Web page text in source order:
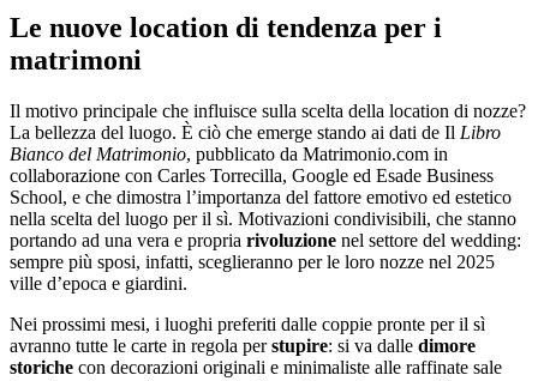
Le nuove location di tendenza per i
matrimoni
Il motivo principale che influisce sulla scelta della location di nozze?
La bellezza del luogo. È ciò che emerge stando ai dati de Il Libro
Bianco del Matrimonio, pubblicato da Matrimonio.com in
collaborazione con Carles Torrecilla, Google ed Esade Business
School, e che dimostra l’importanza del fattore emotivo ed estetico
nella scelta del luogo per il sì. Motivazioni condivisibili, che stanno
portando ad una vera e propria rivoluzione nel settore del wedding:
sempre più sposi, infatti, sceglieranno per le loro nozze nel 2025
ville d’epoca e giardini.
Nei prossimi mesi, i luoghi preferiti dalle coppie pronte per il sì
avranno tutte le carte in regola perstupire: si va dalle dimore
storiche con decorazioni originali e minimaliste alle raffinate sale